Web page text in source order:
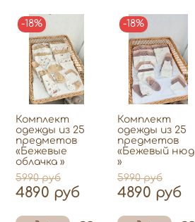
-18%
Комплект
одежды из 25
предметов
«Бежевые
облачка »
5990 руб
4890 руб
-18%
Комплект
одежды из 25
предметов
«Бежевый нюд
»
5990 руб
4890 руб